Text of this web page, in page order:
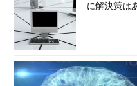
に解決策は